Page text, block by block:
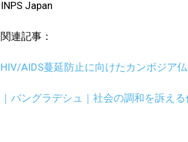
INPS Japan
関連記事：
HIV/AIDS蔓延防止に向けたカンボジア
｜バングラデシュ｜社会の調和を訴え